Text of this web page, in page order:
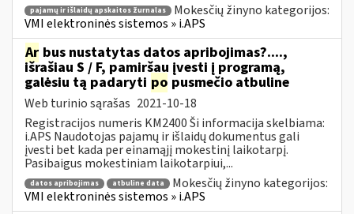
pajamų ir išlaidų apskaitos žurnalas
Mokesčių žinyno kategorijos:
VMI elektroninės sistemos » i.APS
Ar bus nustatytas datos apribojimas?....,
išrašiau S / F, pamiršau įvesti į programą,
galėsiu tą padaryti po pusmečio atbuline
Web turinio sąrašas 2021-10-18
Registracijos numeris KM2400 Ši informacija skelbiama:
i.APS Naudotojas pajamų ir išlaidų dokumentus gali
įvesti bet kada per einamąjį mokestinį laikotarpį.
Pasibaigus mokestiniam laikotarpiui,...
datos apribojimas atbuline data
Mokesčių žinyno kategorijos:
VMI elektroninės sistemos » i.APS